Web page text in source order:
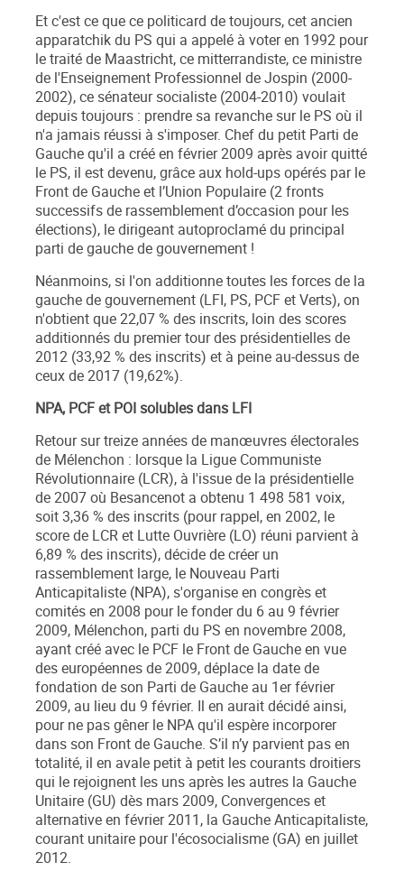
Et c'est ce que ce politicard de toujours, cet ancien
apparatchik du PS qui a appelé à voter en 1992 pour
le traité de Maastricht, ce mitterrandiste, ce ministre
de l'Enseignement Professionnel de Jospin (2000-
2002), ce sénateur socialiste (2004-2010) voulait
depuis toujours : prendre sa revanche sur le PS où il
n'a jamais réussi à s'imposer. Chef du petit Parti de
Gauche qu'il a créé en février 2009 après avoir quitté
le PS, il est devenu, grâce aux hold-ups opérés par le
Front de Gauche et l’Union Populaire (2 fronts
successifs de rassemblement d’occasion pour les
élections), le dirigeant autoproclamé du principal
parti de gauche de gouvernement !
Néanmoins, si l'on additionne toutes les forces de la
gauche de gouvernement (LFI, PS, PCF et Verts), on
n'obtient que 22,07 % des inscrits, loin des scores
additionnés du premier tour des présidentielles de
2012 (33,92 % des inscrits) et à peine au-dessus de
ceux de 2017 (19,62%).
NPA, PCF et POI solubles dans LFI
Retour sur treize années de manœuvres électorales
de Mélenchon : lorsque la Ligue Communiste
Révolutionnaire (LCR), à l'issue de la présidentielle
de 2007 où Besancenot a obtenu 1 498 581 voix,
soit 3,36 % des inscrits (pour rappel, en 2002, le
score de LCR et Lutte Ouvrière (LO) réuni parvient à
6,89 % des inscrits), décide de créer un
rassemblement large, le Nouveau Parti
Anticapitaliste (NPA), s'organise en congrès et
comités en 2008 pour le fonder du 6 au 9 février
2009, Mélenchon, parti du PS en novembre 2008,
ayant créé avec le PCF le Front de Gauche en vue
des européennes de 2009, déplace la date de
fondation de son Parti de Gauche au 1erfévrier
2009, au lieu du 9 février. Il en aurait décidé ainsi,
pour ne pas gêner le NPA qu'il espère incorporer
dans son Front de Gauche. S’il n’y parvient pas en
totalité, il en avale petit à petit les courants droitiers
qui le rejoignent les uns après les autres la Gauche
Unitaire (GU) dès mars 2009, Convergences et
alternativeen février 2011, la Gauche Anticapitaliste,
courant unitaire pour l'écosocialisme (GA) en juillet
2012.